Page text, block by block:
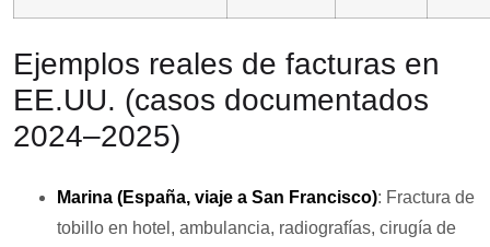
Ejemplos reales de facturas en
EE.UU. (casos documentados
2024–2025)
Marina (España, viaje a San Francisco): Fractura de
tobillo en hotel, ambulancia, radiografías, cirugía de